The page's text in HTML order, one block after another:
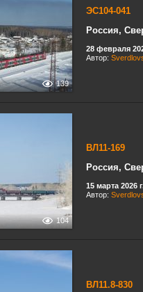
139
ЭС104-041
Россия,
28 февраля
Автор:
104
ВЛ11-169
Россия,
15 марта 2026
Автор:
ВЛ11.8-830